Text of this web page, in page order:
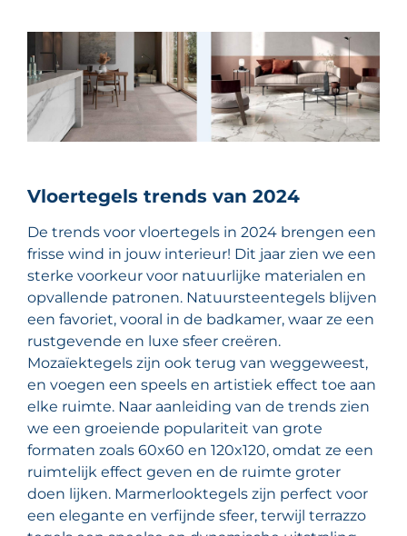
Vloertegels trends van 2024
De trends voor vloertegels in 2024 brengen een
frisse wind in jouw interieur! Dit jaar zien we een
sterke voorkeur voor natuurlijke materialen en
opvallende patronen. Natuursteentegels blijven
een favoriet, vooral in de badkamer, waar ze een
rustgevende en luxe sfeer creëren.
Mozaïektegels zijn ook terug van weggeweest,
en voegen een speels en artistiek effect toe aan
elke ruimte. Naar aanleiding van de trends zien
we een groeiende populariteit van grote
formaten zoals 60x60 en 120x120, omdat ze een
ruimtelijk effect geven en de ruimte groter
doen lijken. Marmerlooktegels zijn perfect voor
een elegante en verfijnde sfeer, terwijl terrazzo